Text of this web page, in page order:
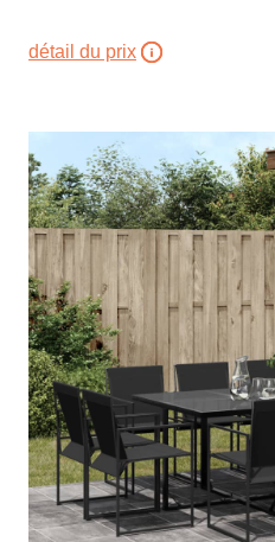
détail du prix